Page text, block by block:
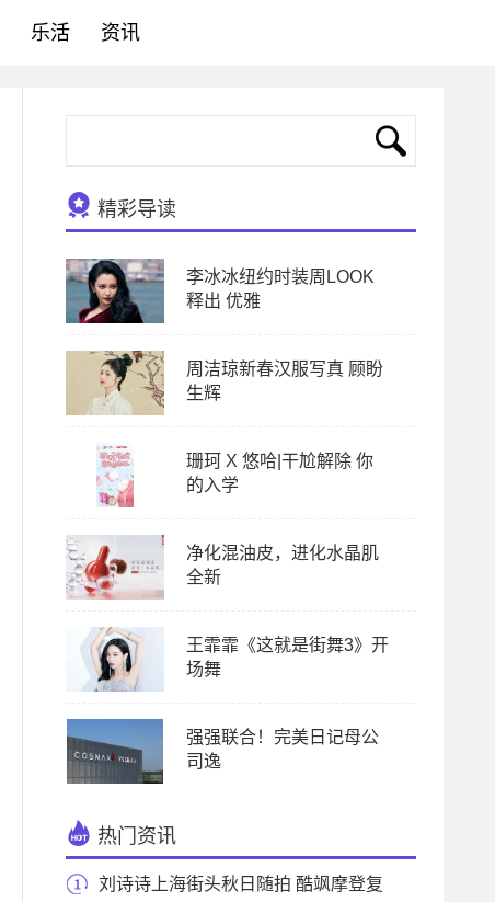
乐活 资讯
精彩导读
李冰冰纽约时装周LOOK
释出 优雅
周洁琼新春汉服写真 顾盼
生辉
珊珂 X 悠哈|干尬解除 你
的入学
净化混油皮，进化水晶肌
全新
王霏霏《这就是街舞3》开
场舞
强强联合！完美日记母公
司逸
热门资讯
刘诗诗上海街头秋日随拍 酷飒摩登复